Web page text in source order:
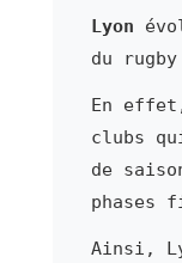
Lyon
du
En
clubs
de
phases
Ainsi,